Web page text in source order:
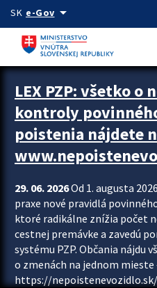
Preskocit na hlavný obsah
SK e-Govarrow_drop_down
Zastavit automatický posun upútavok
LEX PZP: všetko o
kontroly
poistenia nájdete
29. 06. 2026Od 1. augusta
praxe nové pravidlá
ktoré radikálne znížia počet
cestnej premávke a zavedú
systému PZP. Občania nájdu
o zmenách na jednom
https://